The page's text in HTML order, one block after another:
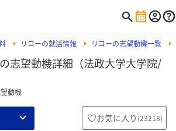
リコーの就活情報 リコーの志望動機一覧
志望動機詳細（法政大学大学院/
動機
お気に入り (23218)